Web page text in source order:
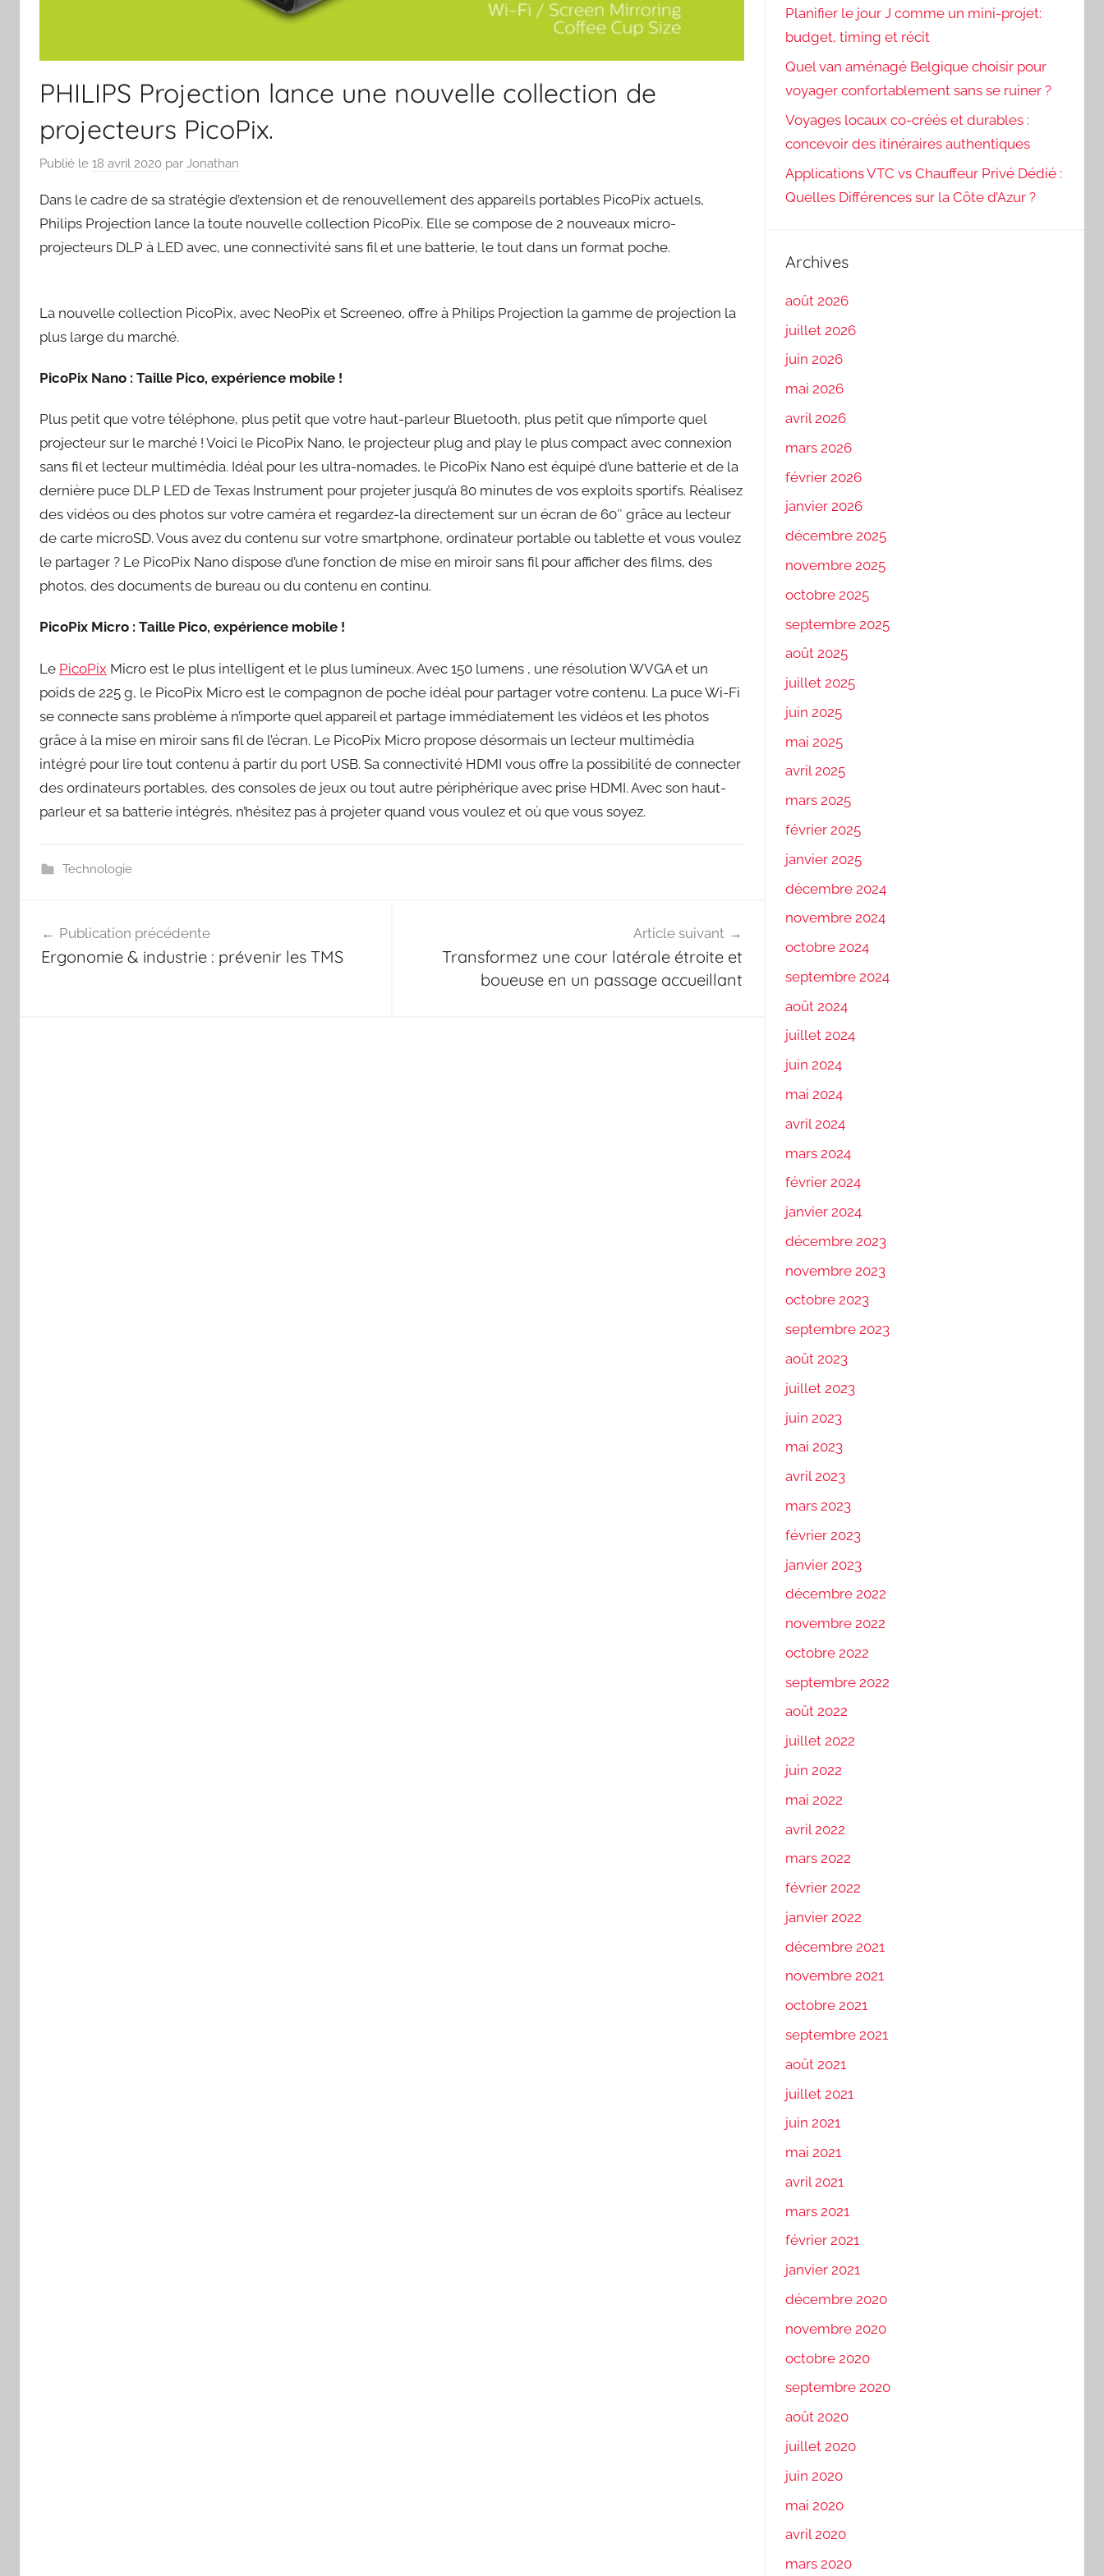
PHILIPS Projection lance une nouvelle collection de
projecteurs PicoPix.
Publié le 18 avril 2020 par Jonathan
Dans le cadre de sa stratégie d’extension et de renouvellement des appareils portables PicoPix actuels,
Philips Projection lance la toute nouvelle collection PicoPix. Elle se compose de 2 nouveaux micro-
projecteurs DLP à LED avec, une connectivité sans fil et une batterie, le tout dans un format poche.
La nouvelle collection PicoPix, avec NeoPix et Screeneo, offre à Philips Projection la gamme de projection la
plus large du marché.
PicoPix Nano : Taille Pico, expérience mobile !
Plus petit que votre téléphone, plus petit que votre haut-parleur Bluetooth, plus petit que n’importe quel
projecteur sur le marché ! Voici le PicoPix Nano, le projecteur plug and play le plus compact avec connexion
sans fil et lecteur multimédia. Idéal pour les ultra-nomades, le PicoPix Nano est équipé d’une batterie et de la
dernière puce DLP LED de Texas Instrument pour projeter jusqu’à 80 minutes de vos exploits sportifs. Réalisez
des vidéos ou des photos sur votre caméra et regardez-la directement sur un écran de 60″ grâce au lecteur
de carte microSD. Vous avez du contenu sur votre smartphone, ordinateur portable ou tablette et vous voulez
le partager ? Le PicoPix Nano dispose d’une fonction de mise en miroir sans fil pour afficher des films, des
photos, des documents de bureau ou du contenu en continu.
PicoPix Micro : Taille Pico, expérience mobile !
Le PicoPix Micro est le plus intelligent et le plus lumineux. Avec 150 lumens , une résolution WVGA et un
poids de 225 g, le PicoPix Micro est le compagnon de poche idéal pour partager votre contenu. La puce Wi-Fi
se connecte sans problème à n’importe quel appareil et partage immédiatement les vidéos et les photos
grâce à la mise en miroir sans fil de l’écran. Le PicoPix Micro propose désormais un lecteur multimédia
intégré pour lire tout contenu à partir du port USB. Sa connectivité HDMI vous offre la possibilité de connecter
des ordinateurs portables, des consoles de jeux ou tout autre périphérique avec prise HDMI. Avec son haut-
parleur et sa batterie intégrés, n’hésitez pas à projeter quand vous voulez et où que vous soyez.
Technologie
de
l’article
Publication précédente
Ergonomie & industrie : prévenir les TMS
Article suivant
Transformez une cour latérale étroite et
boueuse en un passage accueillant
Planifier le jour J comme un mini-projet:
budget, timing et récit
Quel van aménagé Belgique choisir pour
voyager confortablement sans se ruiner ?
Voyages locaux co-créés et durables :
concevoir des itinéraires authentiques
Applications VTC vs Chauffeur Privé Dédié :
Quelles Différences sur la Côte d’Azur ?
Archives
août 2026
juillet 2026
juin 2026
mai 2026
avril 2026
mars 2026
février 2026
janvier 2026
décembre 2025
novembre 2025
octobre 2025
septembre 2025
août 2025
juillet 2025
juin 2025
mai 2025
avril 2025
mars 2025
février 2025
janvier 2025
décembre 2024
novembre 2024
octobre 2024
septembre 2024
août 2024
juillet 2024
juin 2024
mai 2024
avril 2024
mars 2024
février 2024
janvier 2024
décembre 2023
novembre 2023
octobre 2023
septembre 2023
août 2023
juillet 2023
juin 2023
mai 2023
avril 2023
mars 2023
février 2023
janvier 2023
décembre 2022
novembre 2022
octobre 2022
septembre 2022
août 2022
juillet 2022
juin 2022
mai 2022
avril 2022
mars 2022
février 2022
janvier 2022
décembre 2021
novembre 2021
octobre 2021
septembre 2021
août 2021
juillet 2021
juin 2021
mai 2021
avril 2021
mars 2021
février 2021
janvier 2021
décembre 2020
novembre 2020
octobre 2020
septembre 2020
août 2020
juillet 2020
juin 2020
mai 2020
avril 2020
mars 2020